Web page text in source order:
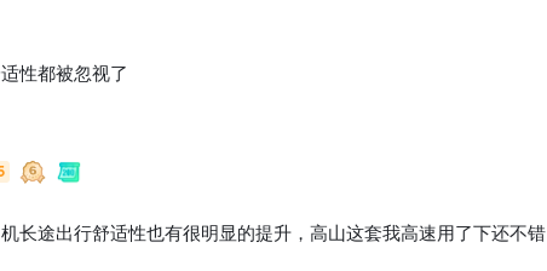
性都被忽视了
长途出行舒适性也有很明显的提升，高山这套我高速用了下还不错